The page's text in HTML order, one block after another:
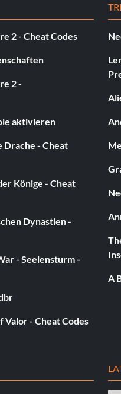
2 - Cheat Codes
2 -
aktivieren
Drache - Cheat
Könige - Cheat
Dynastien -
- Seelensturm -
Valor - Cheat Codes
A